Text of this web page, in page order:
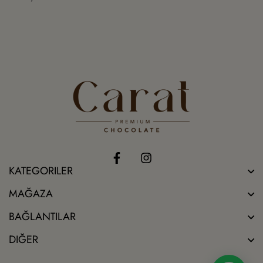
KATEGORILER
MAĞAZA
BAĞLANTILAR
DIĞER